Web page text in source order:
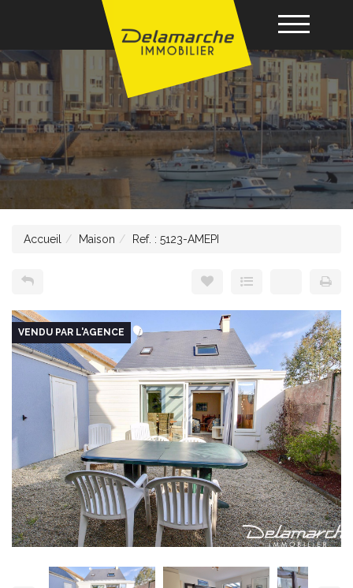
Acheter
Louer
Vendre
Gérance
Nos agences
Espace client Nous contacter
Accueil Maison Ref. : 5123-AMEPI
VENDU PAR L'AGENCE